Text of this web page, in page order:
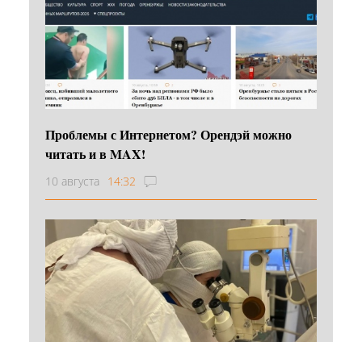
Проблемы с Интернетом? Орендэй можно
читать и в MAX!
10 августа 14:32